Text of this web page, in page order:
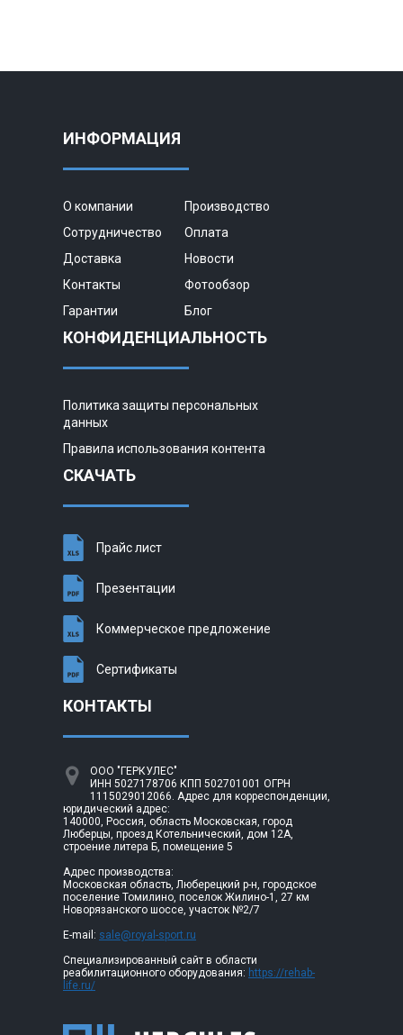
ИНФОРМАЦИЯ
О компании
Производство
Сотрудничество
Оплата
Доставка
Новости
Контакты
Фотообзор
Гарантии
Блог
КОНФИДЕНЦИАЛЬНОСТЬ
Политика защиты персональных
данных
Правила использования контента
СКАЧАТЬ
Прайс лист
Презентации
Коммерческое предложение
Сертификаты
КОНТАКТЫ
ООО "ГЕРКУЛЕС"
ИНН 5027178706 КПП 502701001 ОГРН
1115029012066. Адрес для корреспонденции,
юридический адрес:
140000, Россия, область Московская, город
Люберцы, проезд Котельнический, дом 12А,
строение литера Б, помещение 5
Адрес производства:
Московская область, Люберецкий р-н, городское
поселение Томилино, поселок Жилино-1, 27 км
Новорязанского шоссе, участок №2/7
E-mail: sale@royal-sport.ru
Специализированный сайт в области
реабилитационного оборудования: https://rehab-
life.ru/